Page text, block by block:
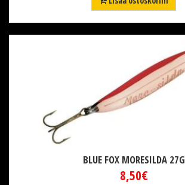
BLUE FOX MORESILDA 27G
8,50€